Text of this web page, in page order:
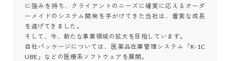
に強みを持ち、クライアントのニーズに確実に応えるオーダ
ーメイドのシステム開発を手がけてきた当社は、着実な成長
を遂げてきました。
そして、今、新たな事業領域の拡大を目指しています。
自社パッケージについては、医薬品在庫管理システム「K-1C
UBE」などの医療系ソフトウェアを展開。